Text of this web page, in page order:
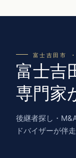
富士吉田市 ·
富士吉
専門家
後継者探し・
ドバイザーが伴走